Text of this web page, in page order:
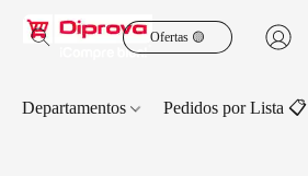
Ofertas 🟡
Departamentos Pedidos por Lista 📋